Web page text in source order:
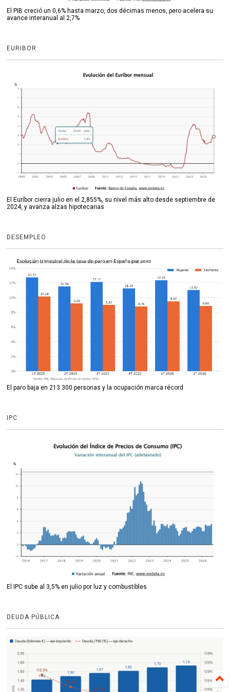
El PIB creció un 0,6% hasta marzo, dos décimas menos, pero acelera su
avance interanual al 2,7%
EURIBOR
El Euríbor cierra julio en el 2,855%, su nivel más alto desde septiembre de
2024, y avanza alzas hipotecarias
DESEMPLEO
El paro baja en 213.300 personas y la ocupación marca récord
IPC
El IPC sube al 3,5% en julio por luz y combustibles
DEUDA PÚBLICA